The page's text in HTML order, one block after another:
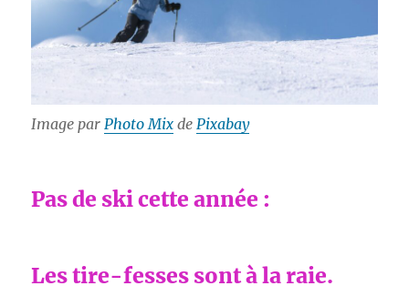
Image par Photo Mix de Pixabay
Pas de ski cette année :
Les tire-fesses sont à la raie.